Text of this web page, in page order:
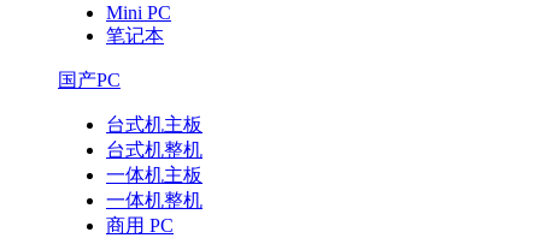
Mini PC
笔记本
国产PC
台式机主板
台式机整机
一体机主板
一体机整机
商用 PC